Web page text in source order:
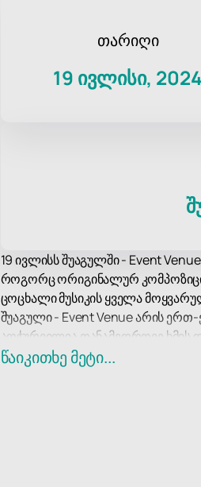
თარიღი
19 ივლისი, 2024
19 ივლისს შუაგულში - Event
როგორც ორიგინალურ
ცოცხალი მუსიკის ყველა
შუაგული - Event Venue არის
აღჭურვილია თანამედროვე ხმის
ეფექტების გარანტიას.
წაიკითხე მეტი...